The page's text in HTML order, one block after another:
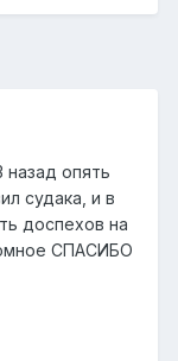
опять
судака, и в
доспехов на
СПАСИБО